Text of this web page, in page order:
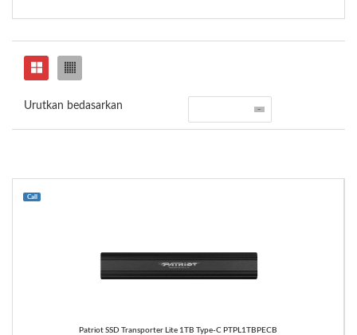
Urutkan bedasarkan
Call
Patriot SSD Transporter Lite 1TB Type-C PTPL1TBPECB